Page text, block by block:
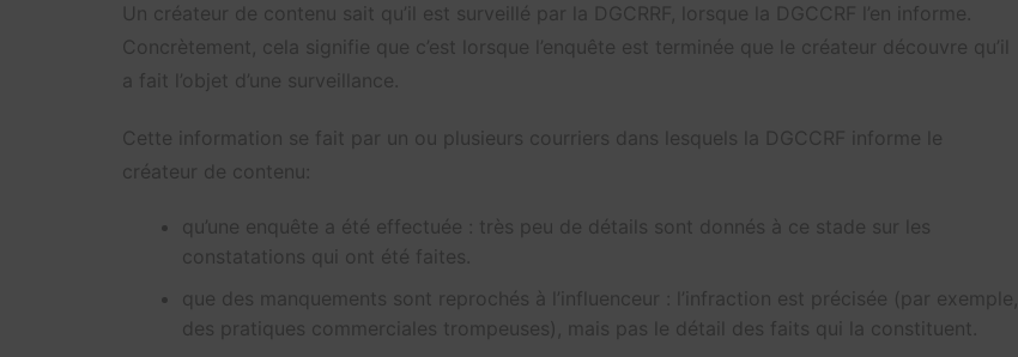
Un créateur de contenu sait qu’il est surveillé par la DGCRRF, lorsque la DGCCRF l’en informe.
Concrètement, cela signifie que c’est lorsque l’enquête est terminée que le créateur découvre qu’il
a fait l’objet d’une surveillance.
Cette information se fait par un ou plusieurs courriers dans lesquels la DGCCRF informe le
créateur de contenu:
qu’une enquête a été effectuée : très peu de détails sont donnés à ce stade sur les
constatations qui ont été faites.
que des manquements sont reprochés à l’influenceur : l’infraction est précisée (par exemple,
des pratiques commerciales trompeuses), mais pas le détail des faits qui la constituent.